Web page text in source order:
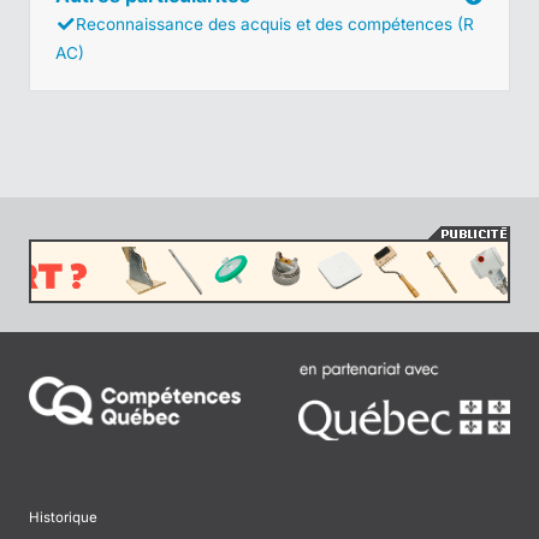
Reconnaissance des acquis et des compétences (R
AC)
Historique